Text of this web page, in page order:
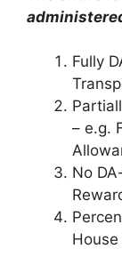
Fully
– e.g.
No